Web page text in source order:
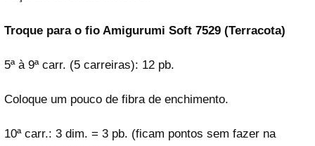
Troque para o fio Amigurumi Soft 7529 (Terracota)
5ª à 9ª carr. (5 carreiras): 12 pb.
Coloque um pouco de fibra de enchimento.
10ª carr.: 3 dim. = 3 pb. (ficam pontos sem fazer na